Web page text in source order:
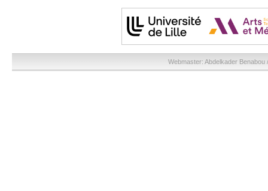
Webmaster: Abdelkader Benabou